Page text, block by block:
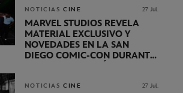
NOTICIAS CINE 27 Jul.
MARVEL STUDIOS REVELA
MATERIAL EXCLUSIVO Y
NOVEDADES EN LA SAN
DIEGO COMIC-CON DURANTE
NOTICIAS CINE 27 Jul.